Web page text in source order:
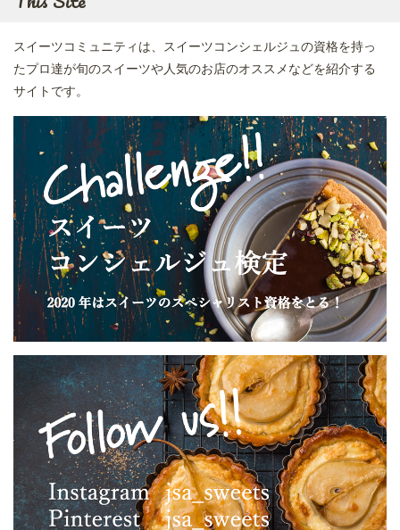
スイーツコミュニティは、スイーツコンシェルジュの資格を持っ
たプロ達が旬のスイーツや人気のお店のオススメなどを紹介する
サイトです。